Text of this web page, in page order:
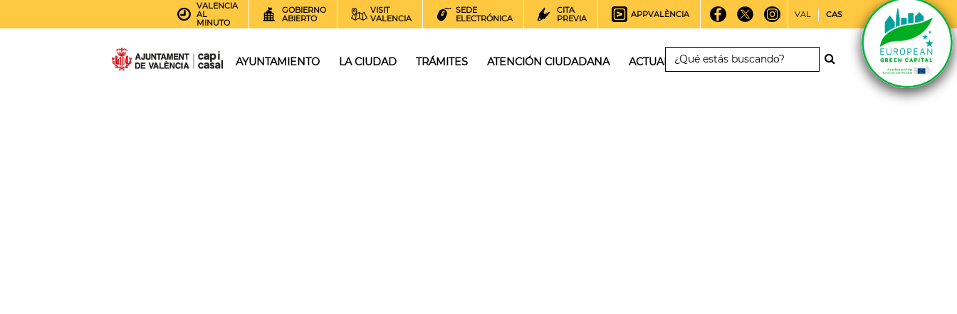
VALENCIA
AL
MINUTO
GOBIERNO
ABIERTO
VISIT
VALENCIA
SEDE
ELECTRÓNICA
CITA
PREVIA
APPVALÈNCIA VAL CAS
AYUNTAMIENTO LA CIUDAD TRÁMITES ATENCIÓN CIUDADANA ACTUALIDAD